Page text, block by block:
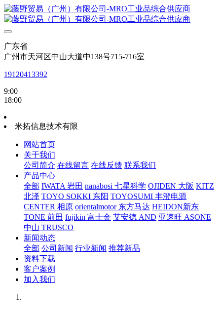
广东省
广州市天河区中山大道中138号715-716室
19120413392
9:00
18:00
米拓信息技术有限
网站首页
关于我们
公司简介 在线留言 在线反馈 联系我们
产品中心
全部 IWATA 岩田 nanabosi 七星科学 OJIDEN 大阪 KITZ
北泽 TOYO SOKKI 东阳 TOYOSUMI 丰澄电源
CENTER 相原 orientalmotor 东方马达 HEIDON新东
TONE 前田 fujikin 富士金 艾安德 AND 亚速旺 ASONE
中山 TRUSCO
新闻动态
全部 公司新闻 行业新闻 推荐新品
资料下载
客户案例
加入我们